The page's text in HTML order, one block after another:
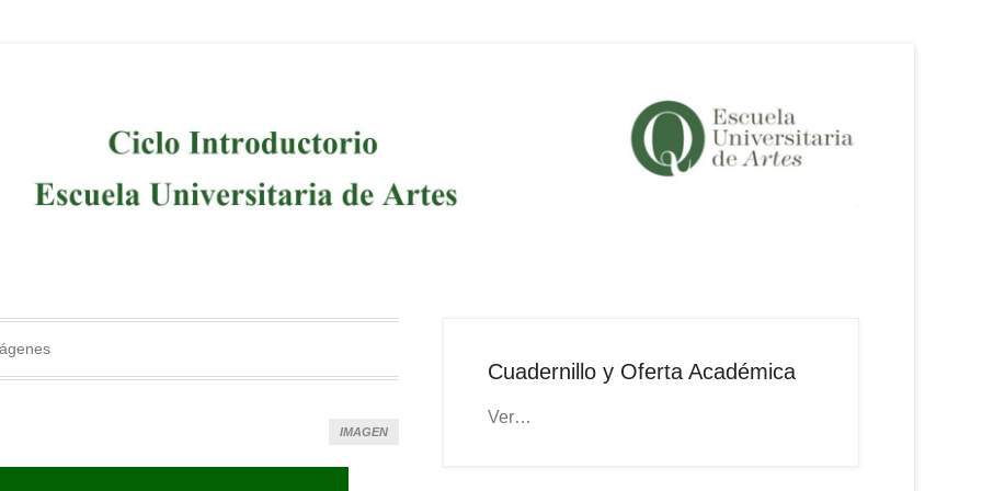
IMAGEN
Cuadernillo y Oferta Académica
Ver…